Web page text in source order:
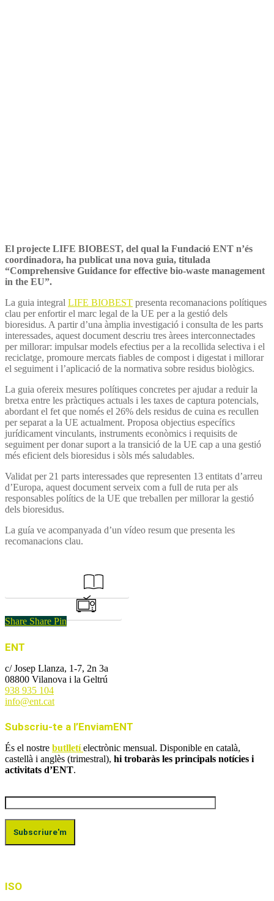
El projecte LIFE BIOBEST, del qual la Fundació ENT n’és
coordinadora, ha publicat una nova guia, titulada
“Comprehensive Guidance for effective bio-waste management
in the EU”.
La guia integral LIFE BIOBEST presenta recomanacions polítiques
clau per enfortir el marc legal de la UE per a la gestió dels
bioresidus. A partir d’una àmplia investigació i consulta de les parts
interessades, aquest document descriu tres àrees interconnectades
per millorar: impulsar models efectius per a la recollida selectiva i el
reciclatge, promoure mercats fiables de compost i digestat i millorar
el seguiment i l’aplicació de la normativa sobre residus biològics.
La guia ofereix mesures polítiques concretes per ajudar a reduir la
bretxa entre les pràctiques actuals i les taxes de captura potencials,
abordant el fet que només el 26% dels residus de cuina es recullen
per separat a la UE actualment. Proposa objectius específics
jurídicament vinculants, instruments econòmics i requisits de
seguiment per donar suport a la transició de la UE cap a una gestió
més eficient dels bioresidus i sòls més saludables.
Validat per 21 parts interessades que representen 13 entitats d’arreu
d’Europa, aquest document serveix com a full de ruta per als
responsables polítics de la UE que treballen per millorar la gestió
dels bioresidus.
La guía ve acompanyada d’un vídeo resum que presenta les
recomanacions clau.
Share Share Pin
ENT
c/ Josep Llanza, 1-7, 2n 3a
08800 Vilanova i la Geltrú
938 935 104
info@ent.cat
Subscriu-te a l’EnviamENT
És el nostre butlletí electrònic mensual. Disponible en català,
castellà i anglès (trimestral), hi trobaràs les principals notícies i
activitats d’ENT.
ISO